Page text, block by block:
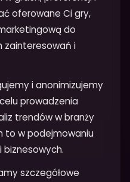
oferowane Ci gry,
do
zainteresowań i
i anonimizujemy
prowadzenia
trendów w branży
to w podejmowaniu
szczegółowe